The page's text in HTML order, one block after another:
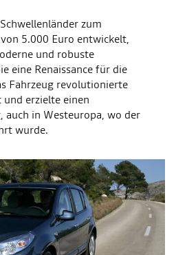
zum
5.000 Euro entwickelt,
und robuste
eine Renaissance für die
Fahrzeug revolutionierte
erzielte einen
auch in Westeuropa, wo der
wurde.